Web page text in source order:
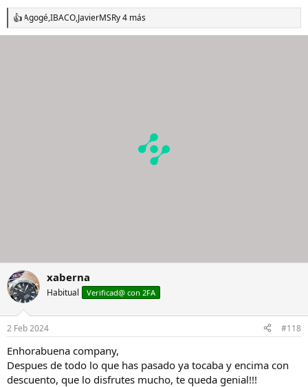
R
e
Agogé,IBACO,JavierMSRy 4 más
xaberna
Habitual Verificad@ con 2FA
2 Feb 2024 #118
Enhorabuena company,
Despues de todo lo que has pasado ya tocaba y encima con
descuento, que lo disfrutes mucho, te queda genial!!!